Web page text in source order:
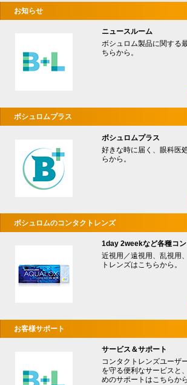
お知らせ
ニュースルーム
ボシュロム製品に関する
ちらから。
ボシュロムプラス
ボシュロムプラス
好きな時に届く、眼科医
らから。
ボシュロムのコンタクトレンズ
1day 2weekなど各種コ
近視用／遠視用、乱視用
トレンズはこちらから。
お客様サポート
サービス＆サポート
コンタクトレンズユーザ
を守る便利なサービスと
めのサポートはこちらから